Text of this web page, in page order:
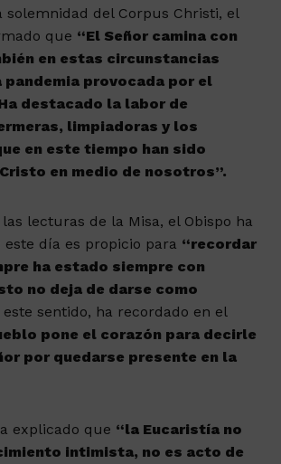
solemnidad del Corpus Christi, el
que “El Señor camina con
en estas circunstancias
provocada por el
destacado la labor de
limpiadoras y los
en este tiempo han sido
en medio de nosotros”.
lecturas de la Misa, el Obispo ha
este día es propicio para “recordar
ha estado siempre con
no deja de darse como
este sentido, ha recordado en el
pone el corazón para decirle
por quedarse presente en la
explicado que “la Eucaristía no
intimista, no es acto de